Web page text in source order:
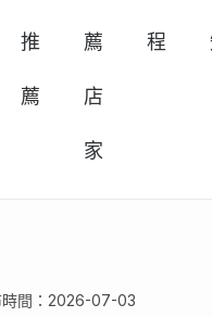
推
薦
薦
店
家
程
時間：2026-07-03